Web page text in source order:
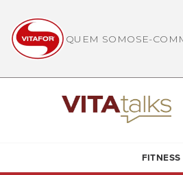
QUEM SOMOSE-
FITNESS